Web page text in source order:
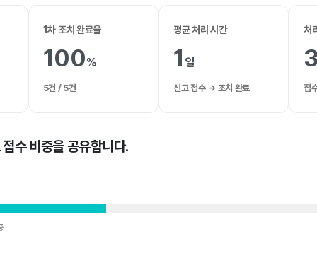
1차 조치 완료율
100%
5건 / 5건
평균 처리 시간
1 일
신고 접수 → 조치 완료
처
접
수 비중을 공유합니다.